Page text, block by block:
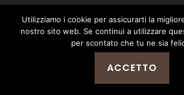
contact@pausacaffe.net
+39 06 9453 2781
@ 2026 | © Tutti i diritti riservati -
Utilizziamo i cookie per assicurarti la
nostro sito web. Se continui a utilizzare
per scontato che tu ne sia
ACCETTO